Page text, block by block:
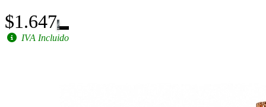
$1.647
IVA Incluido